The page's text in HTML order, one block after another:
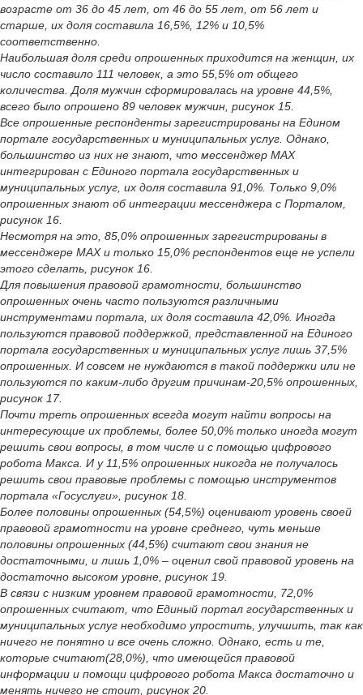
возрасте от 36 до 45 лет, от 46 до 55 лет, от 56 лет и
старше, их доля составила 16,5%, 12% и 10,5%
соответственно.
Наибольшая доля среди опрошенных приходится на женщин, их
число составило 111 человек, а это 55,5% от общего
количества. Доля мужчин сформировалась на уровне 44,5%,
всего было опрошено 89 человек мужчин, рисунок 15.
Все опрошенные респонденты зарегистрированы на Едином
портале государственных и муниципальных услуг. Однако,
большинство из них не знают, что мессенджер MAX
интегрирован с Единого портала государственных и
муниципальных услуг, их доля составила 91,0%. Только 9,0%
опрошенных знают об интеграции мессенджера с Порталом,
рисунок 16.
Несмотря на это, 85,0% опрошенных зарегистрированы в
мессенджере MAX и только 15,0% респондентов еще не успели
этого сделать, рисунок 16.
Для повышения правовой грамотности, большинство
опрошенных очень часто пользуются различными
инструментами портала, их доля составила 42,0%. Иногда
пользуются правовой поддержкой, представленной на Единого
портала государственных и муниципальных услуг лишь 37,5%
опрошенных. И совсем не нуждаются в такой поддержки или не
пользуются по каким-либо другим причинам-20,5% опрошенных,
рисунок 17.
Почти треть опрошенных всегда могут найти вопросы на
интересующие их проблемы, более 50,0% только иногда могут
решить свои вопросы, в том числе и с помощью цифрового
робота Макса. И у 11,5% опрошенных никогда не получалось
решить свои правовые проблемы с помощью инструментов
портала «Госуслуги», рисунок 18.
Более половины опрошенных (54,5%) оценивают уровень своей
правовой грамотности на уровне среднего, чуть меньше
половины опрошенных (44,5%) считают свои знания не
достаточными, и лишь 1,0% – оценил свой правовой уровень на
достаточно высоком уровне, рисунок 19.
В связи с низким уровнем правовой грамотности, 72,0%
опрошенных считают, что Единый портал государственных и
муниципальных услуг необходимо упростить, улучшить, так как
ничего не понятно и все очень сложно. Однако, есть и те,
которые считают(28,0%), что имеющейся правовой
информации и помощи цифрового робота Макса достаточно и
менять ничего не стоит, рисунок 20.